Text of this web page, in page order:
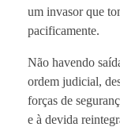
um invasor que
pacificamente.
Não havendo
ordem judicial,
forças de
e à devida